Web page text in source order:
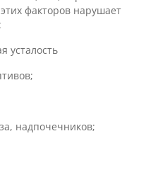
факторов нарушает
усталость
надпочечников;